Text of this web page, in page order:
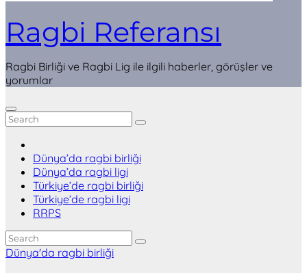
Ragbi Referansı
Ragbi Birliği ve Ragbi Lig ile ilgili haberler, görüşler ve
yorumlar
Dünya’da ragbi birliği
Dünya’da ragbi ligi
Türkiye’de ragbi birliği
Türkiye’de ragbi ligi
RRPS
Dünya'da ragbi birliği